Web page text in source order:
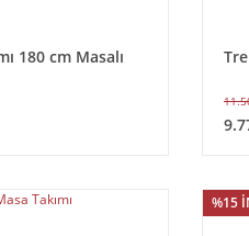
180 cm Masalı
%15